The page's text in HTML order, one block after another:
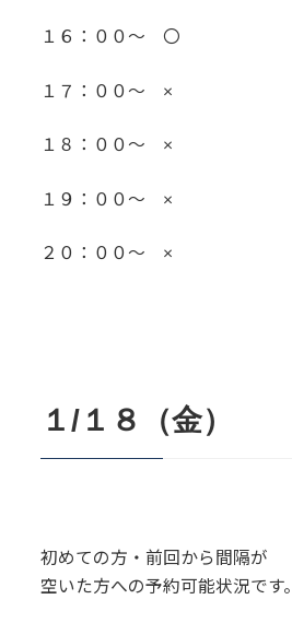
１６：００～ 〇
１７：００～ ×
１８：００～ ×
１９：００～ ×
２０：００～ ×
１/１８（金）
初めての方・前回から間隔が
空いた方への予約可能状況です。